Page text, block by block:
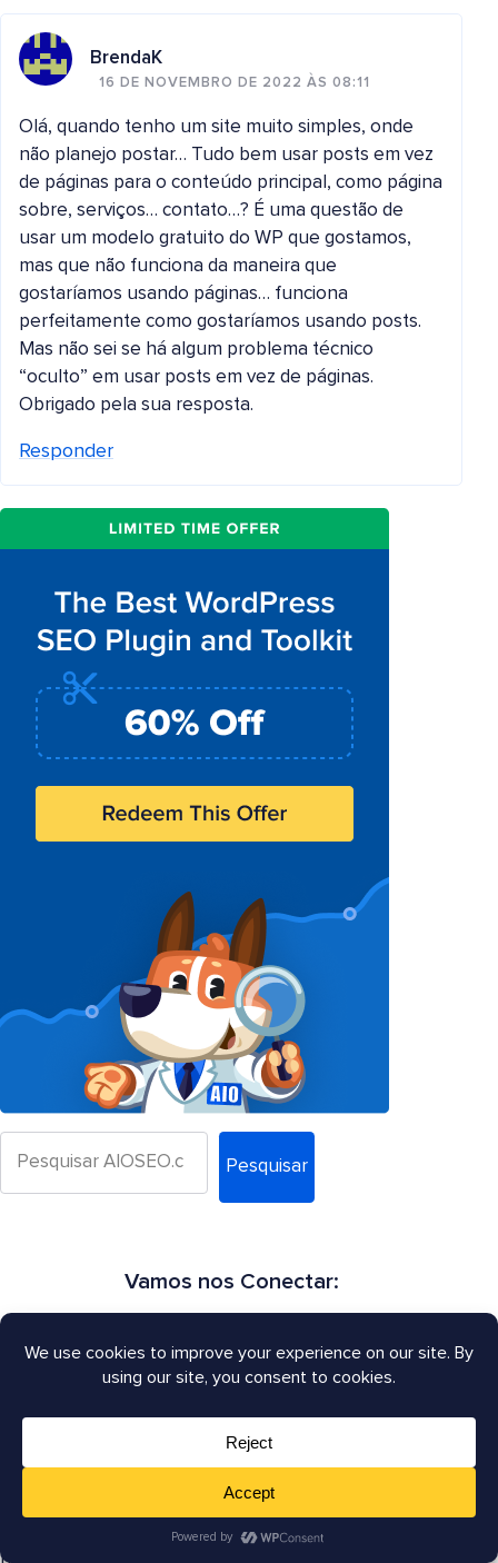
BrendaK
16 DE NOVEMBRO DE 2022 ÀS 08:11
Olá, quando tenho um site muito simples, onde
não planejo postar… Tudo bem usar posts em vez
de páginas para o conteúdo principal, como página
sobre, serviços… contato…? É uma questão de
usar um modelo gratuito do WP que gostamos,
mas que não funciona da maneira que
gostaríamos usando páginas… funciona
perfeitamente como gostaríamos usando posts.
Mas não sei se há algum problema técnico
“oculto” em usar posts em vez de páginas.
Obrigado pela sua resposta.
Responder
Pesquisar
Vamos nos Conectar:
SEO para Escritórios de Advocacia: Como ter um
ranking melhor no Google em 2026?
A reformulação da Pesquisa de IA do Google: o que os
proprietários de sites precisam saber
Google June 2026 Spam Update: O Que Você Precisa
Recusar Visão Geral de IA: Você Deve Aceitar a Oferta